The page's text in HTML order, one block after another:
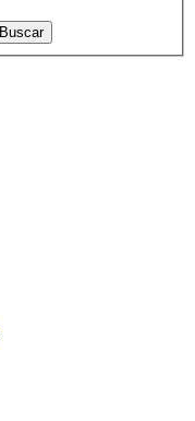
Buscar